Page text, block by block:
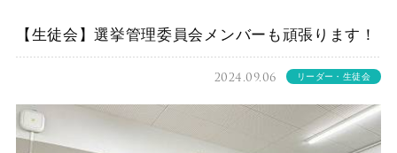
【生徒会】選挙管理委員会メンバーも頑張ります！
2024.09.06 リーダー・生徒会